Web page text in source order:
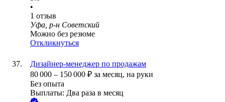
•
1 отзыв
Уфа, р-н Советский
Можно без резюме
Откликнуться
Дизайнер-менеджер по продажам
80 000 – 150 000 ₽ за месяц, на руки
Без опыта
Выплаты: Два раза в месяц